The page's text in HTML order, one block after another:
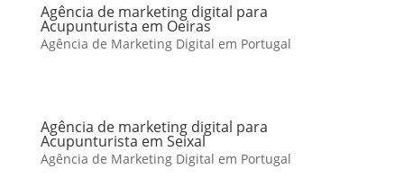
Agência de marketing digital para
Acupunturista em Oeiras
Agência de Marketing Digital em Portugal
Agência de marketing digital para
Acupunturista em Seixal
Agência de Marketing Digital em Portugal